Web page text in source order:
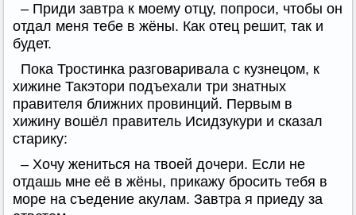
– Приди завтра к моему отцу, попроси, чтобы он
отдал меня тебе в жёны. Как отец решит, так и
будет.
Пока Тростинка разговаривала с кузнецом, к
хижине Такэтори подъехали три знатных
правителя ближних провинций. Первым в
хижину вошёл правитель Исидзукури и сказал
старику:
– Хочу жениться на твоей дочери. Если не
отдашь мне её в жёны, прикажу бросить тебя в
море на съедение акулам. Завтра я приеду за